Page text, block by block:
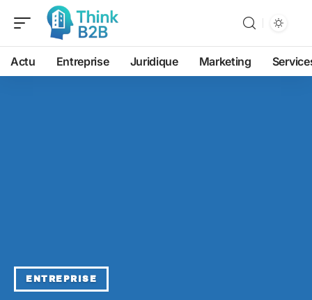
Actu Entreprise Juridique Marketing
ENTREPRISE